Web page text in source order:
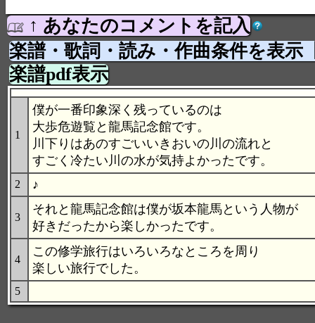
↑ あなたのコメントを記入
楽譜・歌詞・読み・作曲条件を表示
楽譜pdf表示
1
僕が一番印象深く残っているのは
大歩危遊覧と龍馬記念館です。
川下りはあのすごいいきおいの川の流れと
すごく冷たい川の水が気持よかったです。
2 ♪
3
それと龍馬記念館は僕が坂本龍馬という人物が
好きだったから楽しかったです。
4
この修学旅行はいろいろなところを周り
楽しい旅行でした。
5